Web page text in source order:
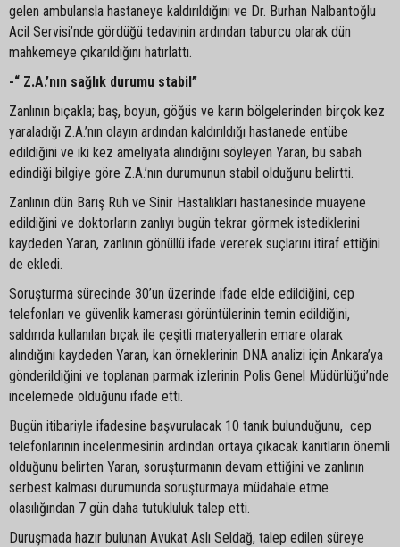
gelen ambulansla hastaneye kaldırıldığını ve Dr. Burhan Nalbantoğlu
Acil Servisi’nde gördüğü tedavinin ardından taburcu olarak dün
mahkemeye çıkarıldığını hatırlattı.
-“ Z.A.’nın sağlık durumu stabil”
Zanlının bıçakla; baş, boyun, göğüs ve karın bölgelerinden birçok kez
yaraladığı Z.A.’nın olayın ardından kaldırıldığı hastanede entübe
edildiğini ve iki kez ameliyata alındığını söyleyen Yaran, bu sabah
edindiği bilgiye göre Z.A.’nın durumunun stabil olduğunu belirtti.
Zanlının dün Barış Ruh ve Sinir Hastalıkları hastanesinde muayene
edildiğini ve doktorların zanlıyı bugün tekrar görmek istediklerini
kaydeden Yaran, zanlının gönüllü ifade vererek suçlarını itiraf ettiğini
de ekledi.
Soruşturma sürecinde 30’un üzerinde ifade elde edildiğini, cep
telefonları ve güvenlik kamerası görüntülerinin temin edildiğini,
saldırıda kullanılan bıçak ile çeşitli materyallerin emare olarak
alındığını kaydeden Yaran, kan örneklerinin DNA analizi için Ankara’ya
gönderildiğini ve toplanan parmak izlerinin Polis Genel Müdürlüğü’nde
incelemede olduğunu ifade etti.
Bugün itibariyle ifadesine başvurulacak 10 tanık bulunduğunu, cep
telefonlarının incelenmesinin ardından ortaya çıkacak kanıtların önemli
olduğunu belirten Yaran, soruşturmanın devam ettiğini ve zanlının
serbest kalması durumunda soruşturmaya müdahale etme
olasılığından 7 gün daha tutukluluk talep etti.
Duruşmada hazır bulunan Avukat Aslı Seldağ, talep edilen süreye